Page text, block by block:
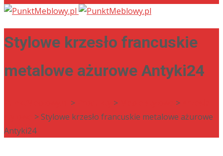
Stylowe krzesło francuskie
metalowe ażurowe Antyki24
> > >
> Stylowe krzesło francuskie metalowe ażurowe
Antyki24